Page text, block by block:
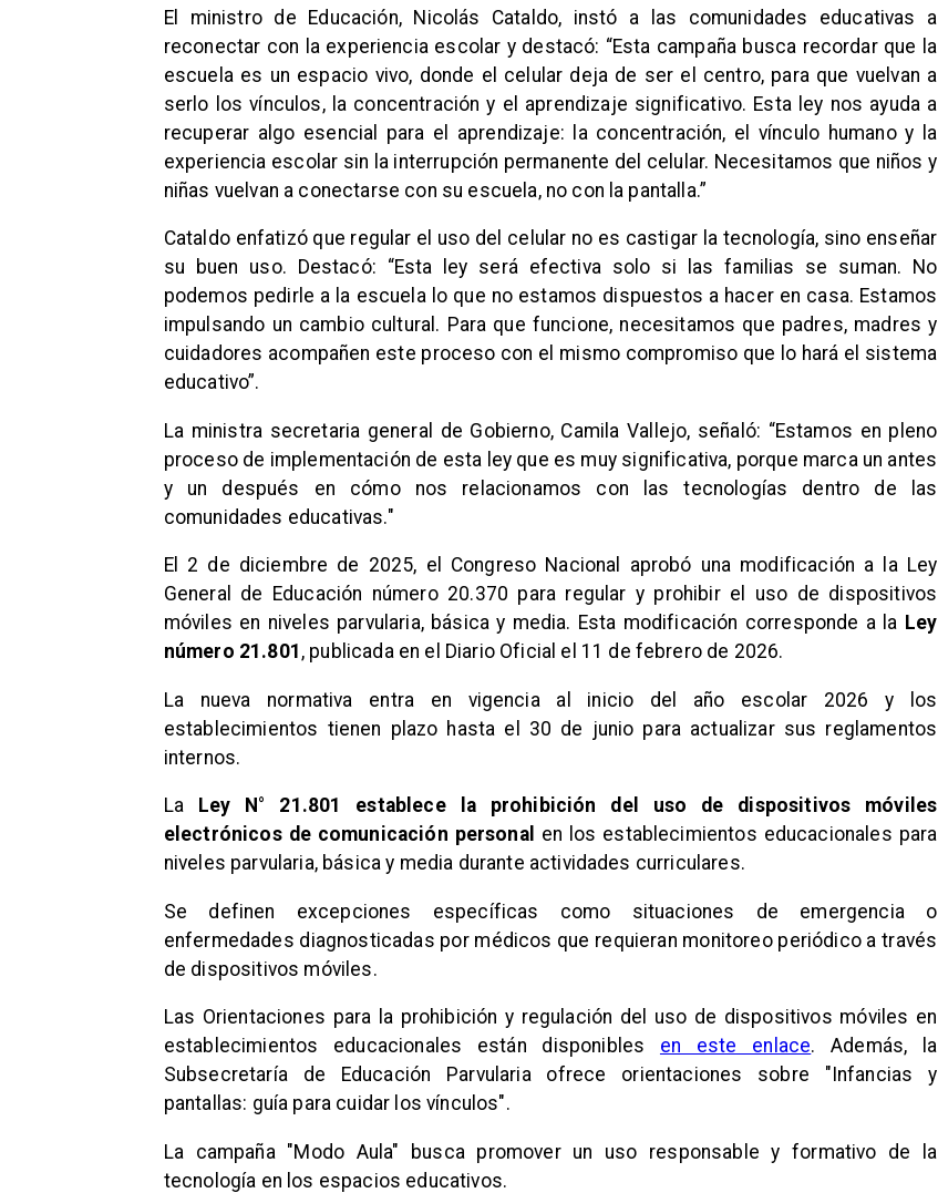
El ministro de Educación, Nicolás Cataldo, instó a las comunidades educativas a
reconectar con la experiencia escolar y destacó: “Esta campaña busca recordar que la
escuela es un espacio vivo, donde el celular deja de ser el centro, para que vuelvan a
serlo los vínculos, la concentración y el aprendizaje significativo. Esta ley nos ayuda a
recuperar algo esencial para el aprendizaje: la concentración, el vínculo humano y la
experiencia escolar sin la interrupción permanente del celular. Necesitamos que niños y
niñas vuelvan a conectarse con su escuela, no con la pantalla.”
Cataldo enfatizó que regular el uso del celular no es castigar la tecnología, sino enseñar
su buen uso. Destacó: “Esta ley será efectiva solo si las familias se suman. No
podemos pedirle a la escuela lo que no estamos dispuestos a hacer en casa. Estamos
impulsando un cambio cultural. Para que funcione, necesitamos que padres, madres y
cuidadores acompañen este proceso con el mismo compromiso que lo hará el sistema
educativo”.
La ministra secretaria general de Gobierno, Camila Vallejo, señaló: “Estamos en pleno
proceso de implementación de esta ley que es muy significativa, porque marca un antes
y un después en cómo nos relacionamos con las tecnologías dentro de las
comunidades educativas."
El 2 de diciembre de 2025, el Congreso Nacional aprobó una modificación a la Ley
General de Educación número 20.370 para regular y prohibir el uso de dispositivos
móviles en niveles parvularia, básica y media. Esta modificación corresponde a la Ley
número 21.801 , publicada en el Diario Oficial el 11 de febrero de 2026.
La nueva normativa entra en vigencia al inicio del año escolar 2026 y los
establecimientos tienen plazo hasta el 30 de junio para actualizar sus reglamentos
internos.
La
Ley N° 21.801 establece la prohibición del uso de dispositivos móviles
electrónicos de comunicación personal en los establecimientos educacionales para
niveles parvularia, básica y media durante actividades curriculares.
Se definen excepciones específicas como situaciones de emergencia o
enfermedades diagnosticadas por médicos que requieran monitoreo periódico a través
de dispositivos móviles.
Las Orientaciones para la prohibición y regulación del uso de dispositivos móviles en
establecimientos educacionales están disponibles en este enlace. Además, la
Subsecretaría de Educación Parvularia ofrece orientaciones sobre "Infancias y
pantallas: guía para cuidar los vínculos".
La campaña "Modo Aula" busca promover un uso responsable y formativo de la
tecnología en los espacios educativos.